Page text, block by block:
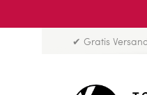
✔ Gratis